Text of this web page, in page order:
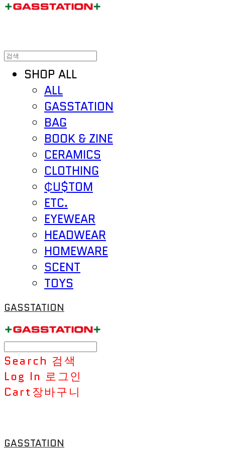
SHOP ALL
ALL
GASSTATION
BAG
BOOK & ZINE
CERAMICS
CLOTHING
₵U$TOM
ETC.
EYEWEAR
HEADWEAR
HOMEWARE
SCENT
TOYS
GASSTATION
Search 검색
Log In 로그인
Cart장바구니
GASSTATION